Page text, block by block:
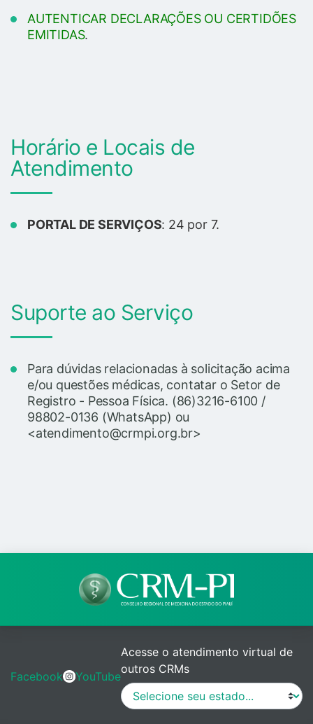
AUTENTICAR DECLARAÇÕES OU CERTIDÕES
EMITIDAS.
Horário e Locais de
Atendimento
PORTAL DE SERVIÇOS: 24 por 7.
Suporte ao Serviço
Para dúvidas relacionadas à solicitação acima
e/ou questões médicas, contatar o Setor de
Registro - Pessoa Física. (86)3216-6100 /
98802-0136 (WhatsApp) ou
<atendimento@crmpi.org.br>
Facebook YouTube
Acesse o atendimento virtual de
outros CRMs